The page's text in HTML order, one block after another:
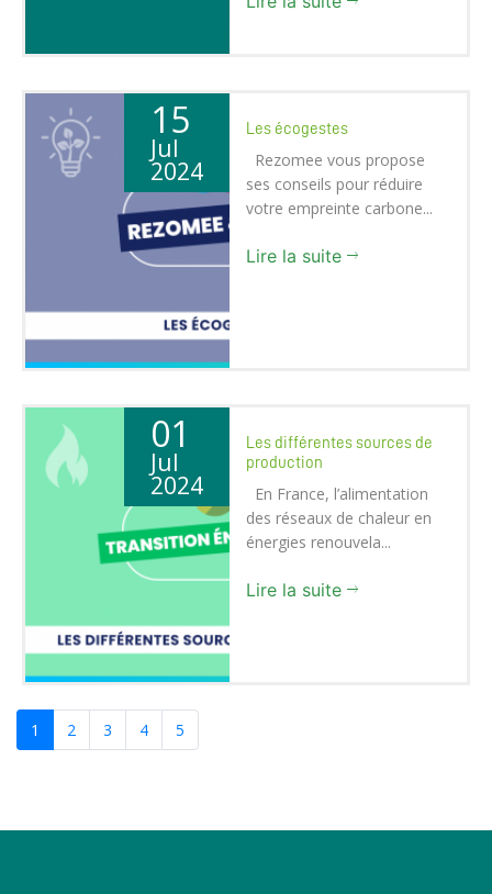
15
Jul
2024
Les écogestes
Rezomee vous propose
ses conseils pour réduire
votre empreinte carbone...
Lire la suite
01
Jul
2024
Les différentes sources de
production
En France, l’alimentation
des réseaux de chaleur en
énergies renouvela...
Lire la suite
1 2 3 4 5